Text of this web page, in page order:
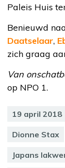
Paleis Huis
Benieuwd
Daatselaar,
zich graag
Van
op NPO 1.
19 april 2018
Dionne Stax
Japans